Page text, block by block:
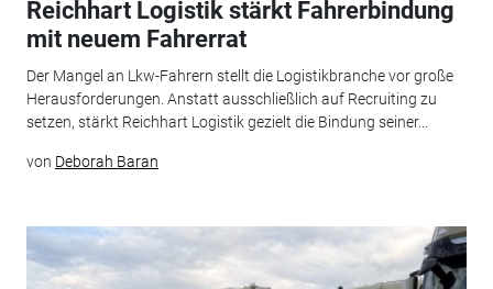
Reichhart Logistik stärkt Fahrerbindung
mit neuem Fahrerrat
Der Mangel an Lkw-Fahrern stellt die Logistikbranche vor große
Herausforderungen. Anstatt ausschließlich auf Recruiting zu
setzen, stärkt Reichhart Logistik gezielt die Bindung seiner...
von Deborah Baran